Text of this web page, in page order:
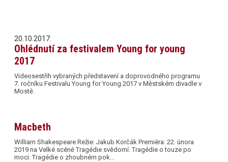
20.10.2017:
Ohlédnutí za festivalem Young for young
2017
Videosestřih vybraných představení a doprovodného programu
7. ročníku Festivalu Young for Young 2017 v Městském divadle v
Mostě.
Macbeth
William Shakespeare Režie: Jakub Korčák Premiéra: 22. února
2019 na Velké scéně Tragédie svědomí. Tragédie o touze po
moci. Tragédie o zhoubném pok…